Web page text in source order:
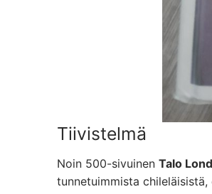
Tiivistelmä
Noin 500-sivuinen Talo
tunnetuimmista